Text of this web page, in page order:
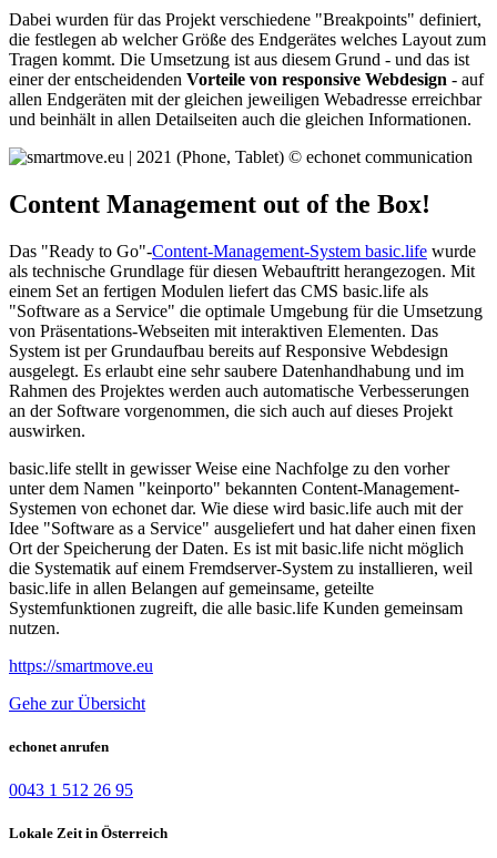
Dabei wurden für das Projekt verschiedene "Breakpoints" definiert,
die festlegen ab welcher Größe des Endgerätes welches Layout zum
Tragen kommt. Die Umsetzung ist aus diesem Grund - und das ist
einer der entscheidenden Vorteile von responsive Webdesign - auf
allen Endgeräten mit der gleichen jeweiligen Webadresse erreichbar
und beinhält in allen Detailseiten auch die gleichen Informationen.
Content Management out of the Box!
Das "Ready to Go"-Content-Management-System basic.life wurde
als technische Grundlage für diesen Webauftritt herangezogen. Mit
einem Set an fertigen Modulen liefert das CMS basic.life als
"Software as a Service" die optimale Umgebung für die Umsetzung
von Präsentations-Webseiten mit interaktiven Elementen. Das
System ist per Grundaufbau bereits auf Responsive Webdesign
ausgelegt. Es erlaubt eine sehr saubere Datenhandhabung und im
Rahmen des Projektes werden auch automatische Verbesserungen
an der Software vorgenommen, die sich auch auf dieses Projekt
auswirken.
basic.life stellt in gewisser Weise eine Nachfolge zu den vorher
unter dem Namen "keinporto" bekannten Content-Management-
Systemen von echonet dar. Wie diese wird basic.life auch mit der
Idee "Software as a Service" ausgeliefert und hat daher einen fixen
Ort der Speicherung der Daten. Es ist mit basic.life nicht möglich
die Systematik auf einem Fremdserver-System zu installieren, weil
basic.life in allen Belangen auf gemeinsame, geteilte
Systemfunktionen zugreift, die alle basic.life Kunden gemeinsam
nutzen.
https://smartmove.eu
Gehe zur Übersicht
echonet anrufen
0043 1 512 26 95
Lokale Zeit in Österreich